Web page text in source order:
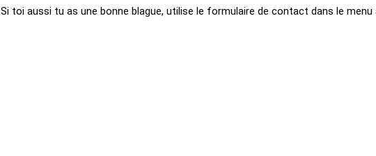
Si toi aussi tu as une bonne blague, utilise le formulaire de contact dans le